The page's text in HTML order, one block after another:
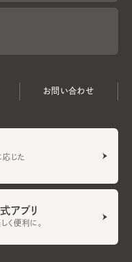
お問い合わせ
応じた
アプリ
く便利に。